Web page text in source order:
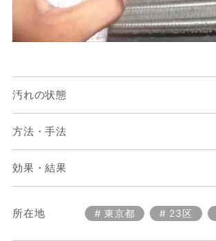
汚れの状態
方法・手法
効果・結果
所在地 東京都 23区